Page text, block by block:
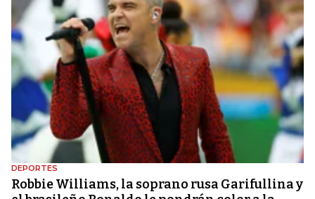
DEPORTES
Robbie Williams, la soprano rusa Garifullina y